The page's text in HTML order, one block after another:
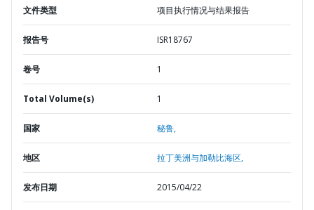
文件类型 项目执行情况与结果报告
报告号 ISR18767
卷号 1
Total Volume(s) 1
国家 秘鲁,
地区 拉丁美洲与加勒比海区,
发布日期 2015/04/22